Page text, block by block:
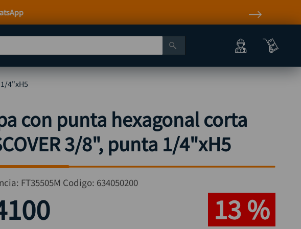
4"xH5
con punta hexagonal corta
3/8", punta 1/4"xH5
: FT35505M Codigo: 634050200
13 %